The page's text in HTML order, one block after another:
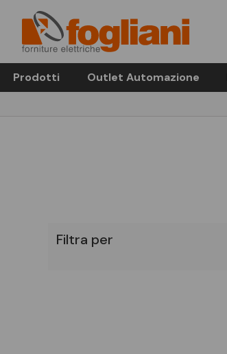
Prodotti Outlet Automazione
Filtra per